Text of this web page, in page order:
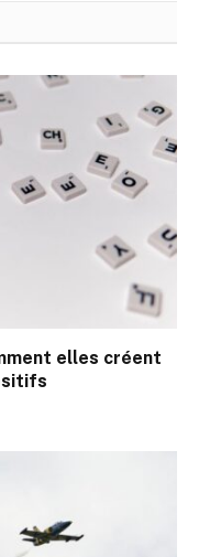
elles créent